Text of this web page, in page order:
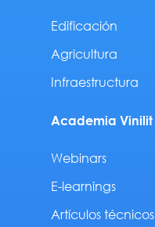
Edificación
Agricultura
Infraestructura
Academia Vinilit
Webinars
E-learnings
Artículos técnicos